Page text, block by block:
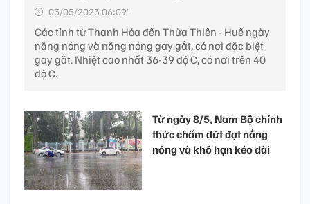
05/05/2023 06:09’
Các tỉnh từ Thanh Hóa đến Thừa Thiên - Huế ngày
nắng nóng và nắng nóng gay gắt, có nơi đặc biệt
gay gắt. Nhiệt cao nhất 36-39 độ C, có nơi trên 40
độ C.
Từ ngày 8/5, Nam Bộ chính
thức chấm dứt đợt nắng
nóng và khô hạn kéo dài